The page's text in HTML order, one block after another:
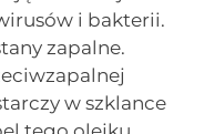
i bakterii.
zapalne.
w szklance